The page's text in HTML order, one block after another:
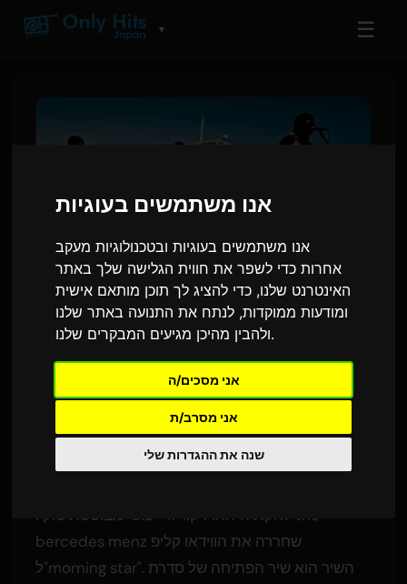
אנו משתמשים בעוגיות
אנו משתמשים בעוגיות ובטכנולוגיות מעקב
אחרות כדי לשפר את חווית הגלישה שלך באתר
האינטרנט שלנו, כדי להציג לך תוכן מותאם אישית
ומודעות ממוקדות, לנתח את התנועה באתר שלנו
ולהבין מהיכן מגיעים המבקרים שלנו.
אני מסכים/ה
אני מסרב/ת
שנה את ההגדרות שלי
▼ ☰
the bercedes menz חושפים
פנים בווידאו קליפ לפתיח הדרמה
'morning star'
על ידי 8 יולי 2026
להקת ה"הארדקור ג'י-פופ" מבוססת טוקיו the
bercedes menz שחררה את הווידאו קליפ
ל"morning star". השיר הוא שיר הפתיחה של סדרת